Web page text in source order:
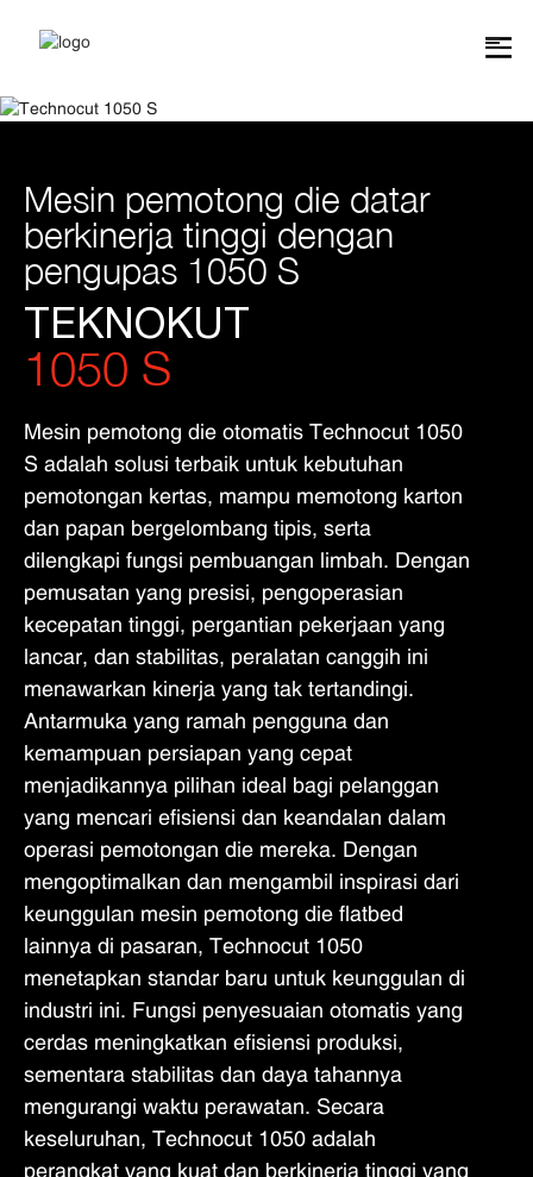
Mesin pemotong die datar
berkinerja tinggi dengan
pengupas 1050 S
TEKNOKUT
1050 S
Mesin pemotong die otomatis Technocut 1050
S adalah solusi terbaik untuk kebutuhan
pemotongan kertas, mampu memotong karton
dan papan bergelombang tipis, serta
dilengkapi fungsi pembuangan limbah. Dengan
pemusatan yang presisi, pengoperasian
kecepatan tinggi, pergantian pekerjaan yang
lancar, dan stabilitas, peralatan canggih ini
menawarkan kinerja yang tak tertandingi.
Antarmuka yang ramah pengguna dan
kemampuan persiapan yang cepat
menjadikannya pilihan ideal bagi pelanggan
yang mencari efisiensi dan keandalan dalam
operasi pemotongan die mereka. Dengan
mengoptimalkan dan mengambil inspirasi dari
keunggulan mesin pemotong die flatbed
lainnya di pasaran, Technocut 1050
menetapkan standar baru untuk keunggulan di
industri ini. Fungsi penyesuaian otomatis yang
cerdas meningkatkan efisiensi produksi,
sementara stabilitas dan daya tahannya
mengurangi waktu perawatan. Secara
keseluruhan, Technocut 1050 adalah
perangkat yang kuat dan berkinerja tinggi yang